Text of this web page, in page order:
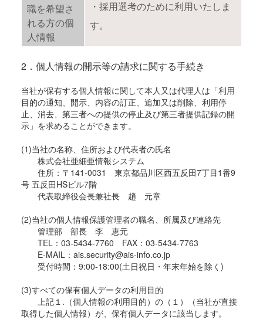
職を希望さ
れる方の個
人情報
・採用選考のために利用いたしま
す。
2．個人情報の開示等の請求に関する手続き
当社が保有する個人情報に関して本人又は代理人は「利用
目的の通知、開示、内容の訂正、追加又は削除、利用停
止、消去、第三者への提供の停止及び第三者提供記録の開
示」を求めることができます。
(1)当社の名称、住所および代表者の氏名
株式会社亜細亜情報システム
住所：〒141-0031 東京都品川区西五反田7丁目1番9
号 五反田HSビル7階
代表取締役会長兼社長 趙 元章
(2)当社の個人情報保護管理者の職名、所属及び連絡先
管理部 部長 李 恵元
TEL：03-5434-7760 FAX：03-5434-7763
E-MAIL：ais.security@ais-info.co.jp
受付時間：9:00-18:00(土日祝日・年末年始を除く)
(3)すべての保有個人データの利用目的
上記１.（個人情報の利用目的）の（１）（当社が直接
取得した個人情報）が、保有個人データに該当します。